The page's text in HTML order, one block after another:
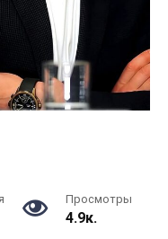
Просмотры
4.9к.